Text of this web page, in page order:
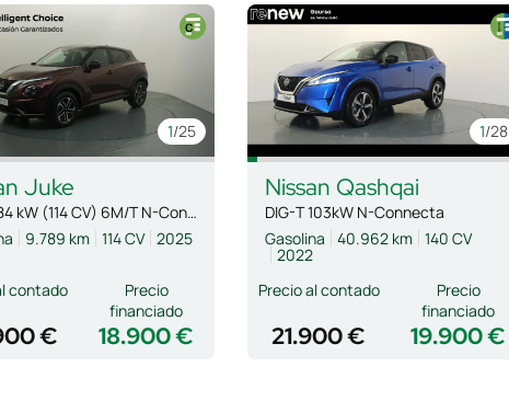
1/25
Juke
DIG-T 84 kW (114 CV) 6M/T N-Connecta
9.789 km 114 CV 2025
contado
€ 18.900 €
Precio
financiado
1/28
Nissan Qashqai
DIG-T 103kW N-Connecta
Gasolina
40.962 km 140 CV
2022
Precio al contado
21.900 € 19.900 €
Precio
financiado